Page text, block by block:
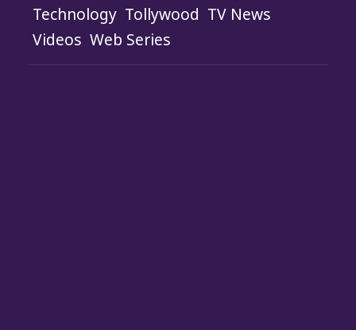
Technology Tollywood TV News
Videos Web Series